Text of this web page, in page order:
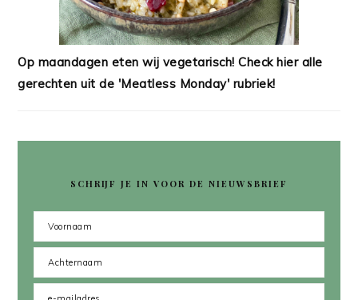
Op maandagen eten wij vegetarisch! Check hier alle
gerechten uit de 'Meatless Monday' rubriek!
SCHRIJF JE IN VOOR DE NIEUWSBRIEF